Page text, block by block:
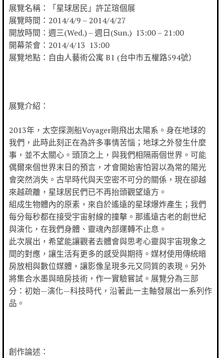
展覽名稱：「星球居民」許芷瑄個展
展覽時間：2014/4/9 – 2014/4/27
開放時間：週三(Wed.) – 週日(Sun.) 13:00 – 21:00
開幕茶會：2014/4/13 13:00
展覽地點：自由人藝術公寓 B1 (台中市五權路594號）
展覽介紹：
2013年，太空探測船Voyager剛飛出太陽系。身在地球的
我們，此時此刻正在為許多事情苦惱；地球之外發生什麼
事，並不太關心。頭頂之上，與我們相隔兩個世界。可能
偶爾來個世界末日的預言，才會開始害怕習以為常的陽光
會突然消失。古早時代與天空密不可分的關係，現在卻越
來越疏離，星球居民們已不再抬頭觀望遠方。
組成生物體內的原素，來自於遙遠的星球爆炸產生；我們
每分每秒都在接受宇宙射線的撞擊。那遙遠古老的創世紀
與演化，在我們身體、靈魂內部運轉不止息。
此次展出，希望能讓觀者去體會與思考心靈與宇宙現象之
間的對應，讓生活有更多的感受與期待。媒材使用傳統暗
房放相與數位媒體，讓影像呈現多元又同質的表現。另外
將集合水墨與暗房技術，作一實驗嘗試。展覽分為三部
分：初始—演化—科技時代，沿著此一主軸發展出一系列作
品。
創作論述：